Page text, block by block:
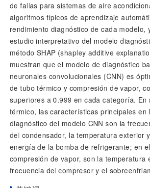
de fallas para sistemas de aire
algoritmos típicos de aprendizaje
rendimiento diagnóstico de cada modelo,
estudio interpretativo del modelo
método SHAP (shapley additive
muestran que el modelo de diagnóstico
neuronales convolucionales (CNN) es
de tubo térmico y compresión de vapor,
superiores a 0.999 en cada categoría. En
térmico, las características principales en
diagnóstico del modelo CNN son la
del condensador, la temperatura exterior
energía de la bomba de refrigerante; en
compresión de vapor, son la temperatura
frecuencia del compresor y el